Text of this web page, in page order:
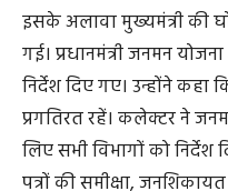
इसके अलावा मुख्यमंत्री की
गई। प्रधानमंत्री जनमन
निर्देश दिए गए। उन्होंने कहा
प्रगतिरत रहें। कलेक्टर ने
लिए सभी विभागों को निर्देश
पत्रों की समीक्षा,